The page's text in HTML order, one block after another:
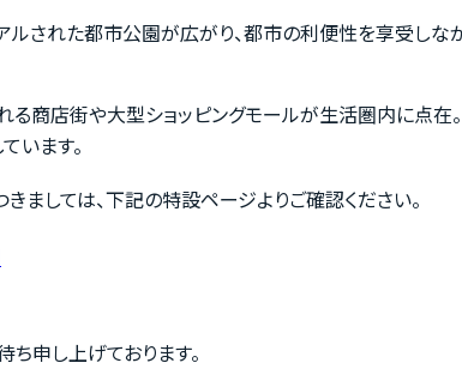
お客様の声
ルされた都市公園が広がり、都市の利便性を享受しな
商店街や大型ショッピングモールが生活圏内に点在
います。
ましては、下記の特設ページよりご確認ください。
申し上げております。